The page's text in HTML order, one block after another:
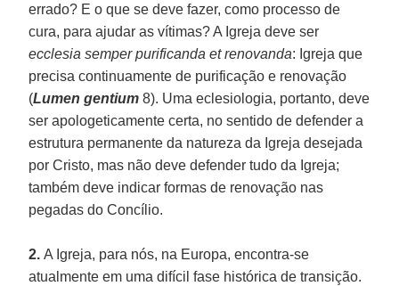
errado? E o que se deve fazer, como processo de
cura, para ajudar as vítimas? A Igreja deve ser
ecclesia semper purificanda et renovanda: Igreja que
precisa continuamente de purificação e renovação
(Lumen gentium8). Uma eclesiologia, portanto, deve
ser apologeticamente certa, no sentido de defender a
estrutura permanente da natureza da Igreja desejada
por Cristo, mas não deve defender tudo da Igreja;
também deve indicar formas de renovação nas
pegadas do Concílio.
2.A Igreja, para nós, na Europa, encontra-se
atualmente em uma difícil fase histórica de transição.